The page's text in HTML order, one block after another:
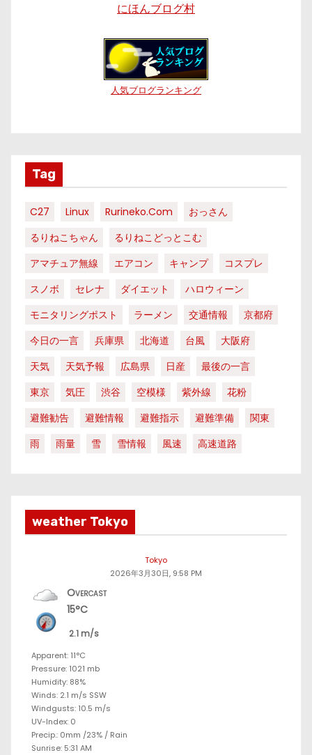
にほんブログ村
人気ブログランキング
Tag
C27 Linux Rurineko.com
おっさん
るりねこちゃん
るりねこどっとこむ
アマチュア無線
エアコン キャンプ
コスプレ
スノボ
セレナ ダイエット
ハロウィーン
モニタリングポスト
ラーメン 交通情報
京都府
今日の一言
兵庫県 北海道 台風
大阪府
天気
天気予報 広島県 日産
最後の一言
東京
気圧 渋谷 空模様 紫外線
花粉
避難勧告
避難情報 避難指示 避難準備
関東
雨
雨量 雪 雪情報 風速 高速道路
weather Tokyo
Tokyo
2026年3月30日, 9:58 PM
Overcast
15°C
2.1 m/s
Apparent: 11°C
Pressure: 1021 mb
Humidity: 88%
Winds: 2.1 m/s SSW
Windgusts: 10.5 m/s
UV-Index: 0
Precip.: 0mm /23% / Rain
Sunrise: 5:31 AM